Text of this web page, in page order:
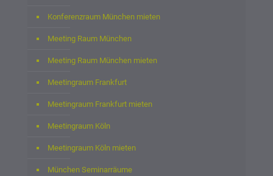
Konferenzraum München mieten
Meeting Raum München
Meeting Raum München mieten
Meetingraum Frankfurt
Meetingraum Frankfurt mieten
Meetingraum Köln
Meetingraum Köln mieten
München Seminarräume